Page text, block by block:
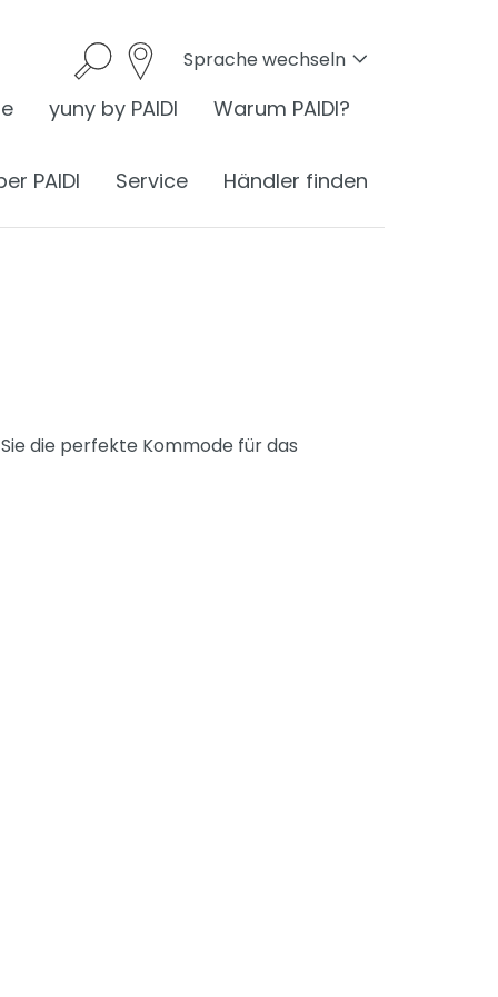
Sprache wechseln
yuny by PAIDI Warum PAIDI?
PAIDI Service Händler finden
am Schreibtisch
die perfekte Kommode für das